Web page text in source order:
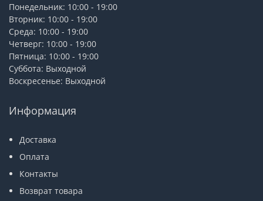
Понедельник: 10:00 - 19:00
Вторник: 10:00 - 19:00
Среда: 10:00 - 19:00
Четверг: 10:00 - 19:00
Пятница: 10:00 - 19:00
Суббота: Выходной
Воскресенье: Выходной
Информация
Доставка
Оплата
Контакты
Возврат товара